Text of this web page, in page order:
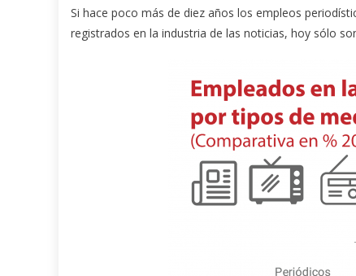
Si hace poco más de diez años los empleos
registrados en la industria de las noticias, hoy sólo